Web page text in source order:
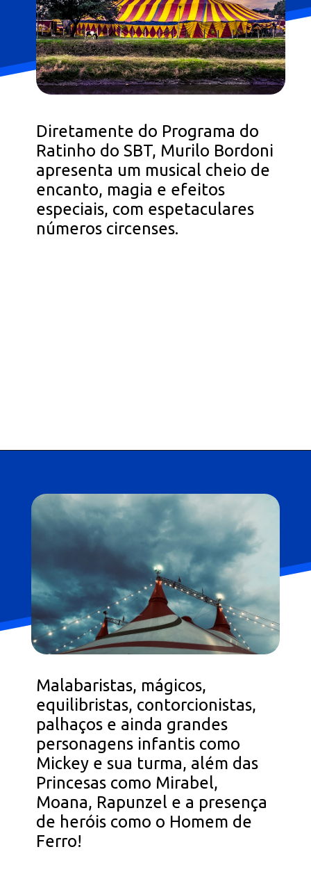
Diretamente do Programa do
Ratinho do SBT, Murilo Bordoni
apresenta um musical cheio de
encanto, magia e efeitos
especiais, com espetaculares
números circenses.
Malabaristas, mágicos,
equilibristas, contorcionistas,
palhaços e ainda grandes
personagens infantis como
Mickey e sua turma, além das
Princesas como Mirabel,
Moana, Rapunzel e a presença
de heróis como o Homem de
Ferro!